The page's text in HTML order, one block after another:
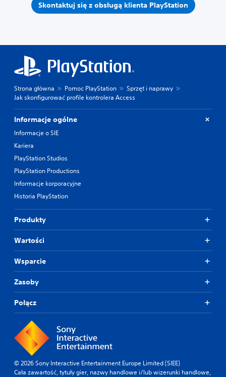
Skontaktuj się z obsługą klienta PlayStation
Strona główna Pomoc PlayStation
Sprzęt i naprawy
Jak skonfigurować profile kontrolera Access
Informacje ogólne
Informacje o SIE
Kariera
PlayStation Studios
PlayStation Productions
Informacje korporacyjne
Historia PlayStation
Produkty
Wartości
Wsparcie
Zasoby
Połącz
© 2026 Sony Interactive Entertainment Europe Limited (SIEE)
Cała zawartość, tytuły gier, nazwy handlowe i/lub wizerunki handlowe,